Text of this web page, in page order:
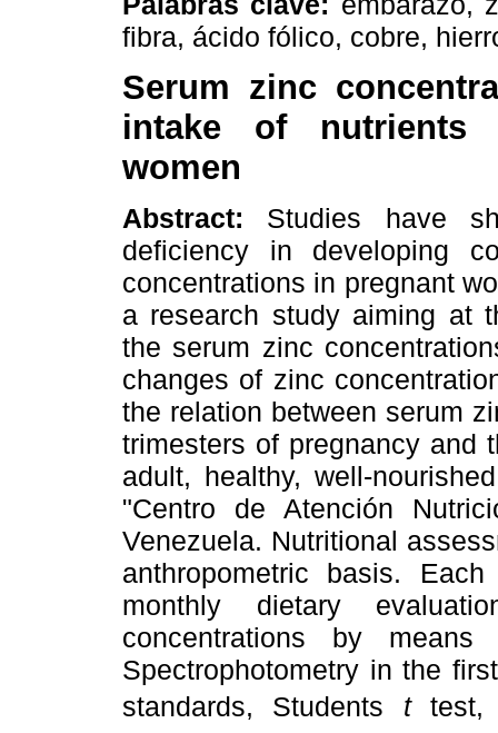
fibra, ácido fólico, cobre,
Serum zinc
intake of nutrients
women
Abstract: Studies have
deficiency in developing
concentrations in pregnant
a research study aiming at
the serum zinc
changes of zinc
the relation between serum
trimesters of pregnancy and
adult, healthy, well-
"Centro de Atención
Venezuela. Nutritional
anthropometric basis.
monthly dietary
concentrations by
Spectrophotometry in the
standards, Students ttest,